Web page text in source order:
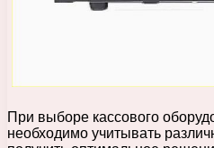
При выборе кассового
необходимо учитывать